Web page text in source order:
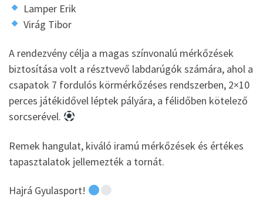
Lamper Erik
Virág Tibor
A rendezvény célja a magas színvonalú mérkőzések
biztosítása volt a résztvevő labdarúgók számára, ahol a
csapatok 7 fordulós körmérkőzéses rendszerben, 2×10
perces játékidővel léptek pályára, a félidőben kötelező
sorcserével.
Remek hangulat, kiváló iramú mérkőzések és értékes
tapasztalatok jellemezték a tornát.
Hajrá Gyulasport!